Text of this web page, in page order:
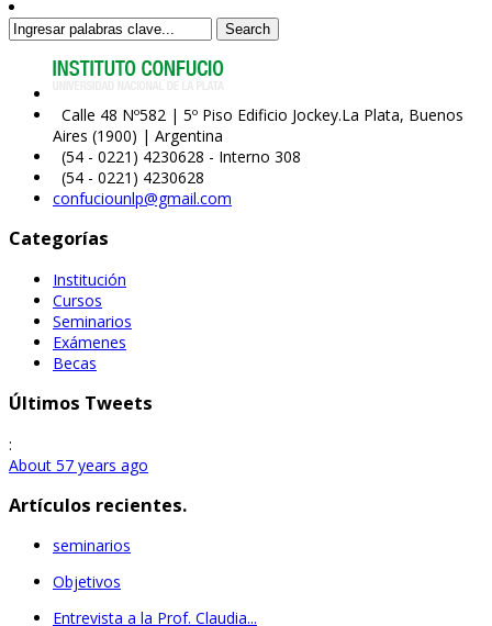
Search
Calle 48 Nº582 | 5º Piso Edificio Jockey.La Plata, Buenos
Aires (1900) | Argentina
(54 - 0221) 4230628 - Interno 308
(54 - 0221) 4230628
confuciounlp@gmail.com
Categorías
Institución
Cursos
Seminarios
Exámenes
Becas
Últimos Tweets
:
About 57 years ago
Artículos recientes.
seminarios
Objetivos
Entrevista a la Prof. Claudia...